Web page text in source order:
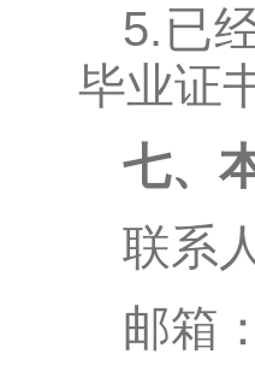
5.已
毕业证
七、
联系
邮箱